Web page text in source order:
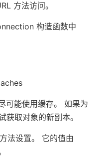
方法访问。
构造函数中
可能使用缓存。 如果为
取对象的新副本。
法设置。 它的值由